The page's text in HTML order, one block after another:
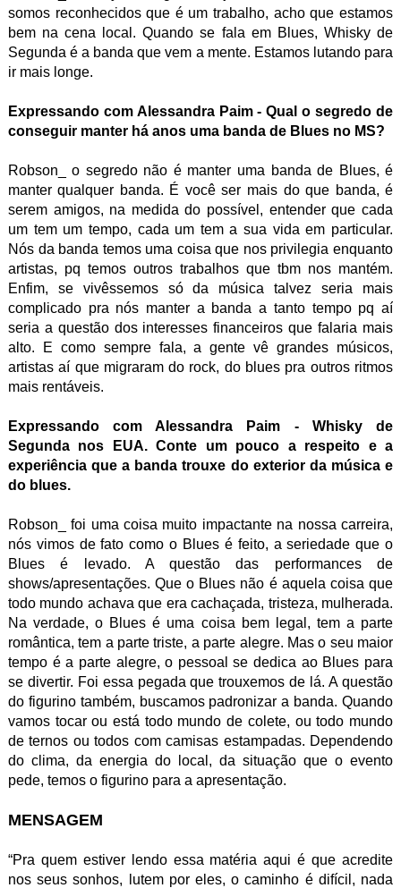
somos reconhecidos que é um trabalho, acho que estamos
bem na cena local. Quando se fala em Blues, Whisky de
Segunda é a banda que vem a mente. Estamos lutando para
ir mais longe.
Expressando com Alessandra Paim - Qual o segredo de
conseguir manter há anos uma banda de Blues no MS?
Robson_ o segredo não é manter uma banda de Blues, é
manter qualquer banda. É você ser mais do que banda, é
serem amigos, na medida do possível, entender que cada
um tem um tempo, cada um tem a sua vida em particular.
Nós da banda temos uma coisa que nos privilegia enquanto
artistas, pq temos outros trabalhos que tbm nos mantém.
Enfim, se vivêssemos só da música talvez seria mais
complicado pra nós manter a banda a tanto tempo pq aí
seria a questão dos interesses financeiros que falaria mais
alto. E como sempre fala, a gente vê grandes músicos,
artistas aí que migraram do rock, do blues pra outros ritmos
mais rentáveis.
Expressando com Alessandra Paim - Whisky de
Segunda nos EUA. Conte um pouco a respeito e a
experiência que a banda trouxe do exterior da música e
do blues.
Robson_ foi uma coisa muito impactante na nossa carreira,
nós vimos de fato como o Blues é feito, a seriedade que o
Blues é levado. A questão das performances de
shows/apresentações. Que o Blues não é aquela coisa que
todo mundo achava que era cachaçada, tristeza, mulherada.
Na verdade, o Blues é uma coisa bem legal, tem a parte
romântica, tem a parte triste, a parte alegre. Mas o seu maior
tempo é a parte alegre, o pessoal se dedica ao Blues para
se divertir. Foi essa pegada que trouxemos de lá. A questão
do figurino também, buscamos padronizar a banda. Quando
vamos tocar ou está todo mundo de colete, ou todo mundo
de ternos ou todos com camisas estampadas. Dependendo
do clima, da energia do local, da situação que o evento
pede, temos o figurino para a apresentação.
MENSAGEM
“Pra quem estiver lendo essa matéria aqui é que acredite
nos seus sonhos, lutem por eles, o caminho é difícil, nada